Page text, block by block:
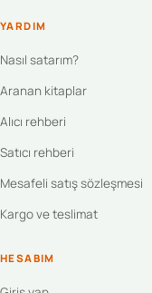
YARDIM
Nasıl satarım?
Aranan kitaplar
Alıcı rehberi
Satıcı rehberi
Mesafeli satış sözleşmesi
Kargo ve teslimat
HESABIM